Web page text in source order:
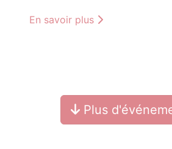
En savoir plus
Plus